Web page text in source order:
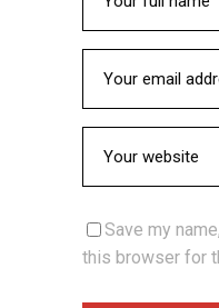
Save my
this browser for